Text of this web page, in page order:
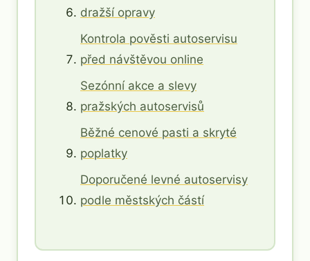
dražší opravy
Kontrola pověsti autoservisu
před návštěvou online
Sezónní akce a slevy
pražských autoservisů
Běžné cenové pasti a skryté
poplatky
Doporučené levné autoservisy
podle městských částí